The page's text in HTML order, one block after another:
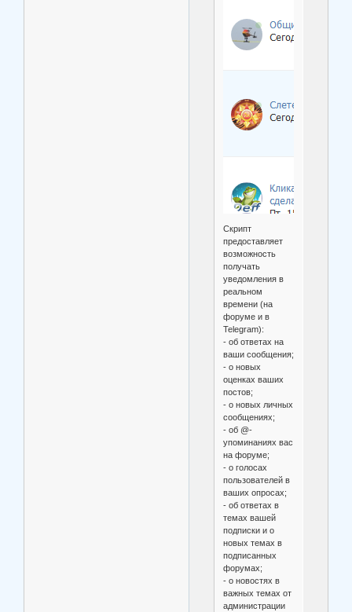
Скрипт
предоставляет
возможность
получать
уведомления в
реальном
времени (на
форуме и в
Telegram):
- об ответах на
ваши сообщения;
- о новых
оценках ваших
постов;
- о новых личных
сообщениях;
- об @-
упоминаниях вас
на форуме;
- о голосах
пользователей в
ваших опросах;
- об ответах в
темах вашей
подписки и о
новых темах в
подписанных
форумах;
- о новостях в
важных темах от
администрации